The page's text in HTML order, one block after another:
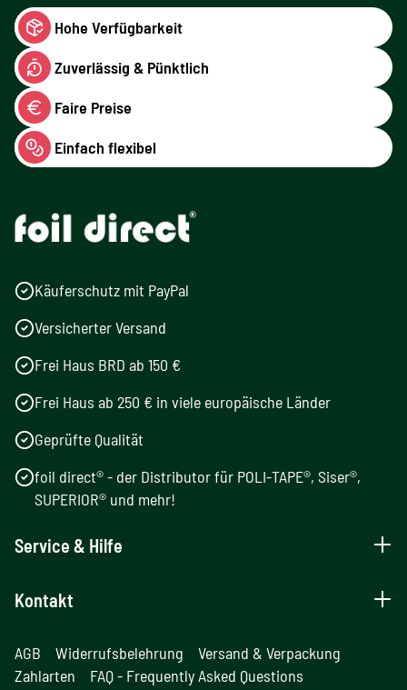
Hohe Verfügbarkeit
Zuverlässig & Pünktlich
Faire Preise
Einfach flexibel
Käuferschutz mit PayPal
Versicherter Versand
Frei Haus BRD ab 150 €
Frei Haus ab 250 € in viele europäische Länder
Geprüfte Qualität
foil direct® - der Distributor für POLI-TAPE®, Siser®,
SUPERIOR® und mehr!
Service & Hilfe
Kontakt
AGB Widerrufsbelehrung
Versand & Verpackung
Zahlarten
FAQ - Frequently Asked Questions